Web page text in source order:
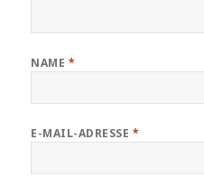
NAME *
E-MAIL-ADRESSE *